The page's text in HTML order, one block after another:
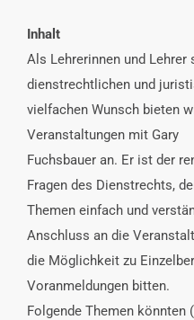
Inhalt
Als Lehrerinnen und
dienstrechtlichen und
vielfachen Wunsch bieten
Veranstaltungen mit Gary
Fuchsbauer an. Er ist der
Fragen des Dienstrechts,
Themen einfach und
Anschluss an die
die Möglichkeit zu
Voranmeldungen bitten.
Folgende Themen könnten